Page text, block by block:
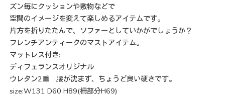
ズン毎にクッションや敷物などで
空間のイメージを変えて楽しめるアイテムです。
片方を折りたたんで、ソファーとしていかがでしょうか？
フレンチアンティークのマストアイテム。
マットレス付き:
ディフェランスオリジナル
ウレタン2重 腰が沈まず、ちょうど良い硬さです。
size:W131 D60 H89(柵部分H69)